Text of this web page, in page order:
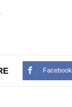
Facebook